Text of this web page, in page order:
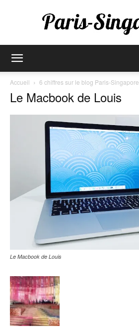
Singapore
Accueil 6 chiffres sur le blog Paris-Singapore
Le Macbook de Louis
Le Macbook de Louis